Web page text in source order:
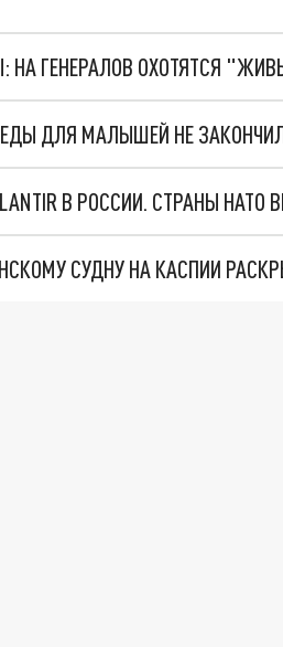
НА ГЕНЕРАЛОВ ОХОТЯТСЯ
ДЛЯ МАЛЫШЕЙ НЕ
СУДНУ НА КАСПИИ